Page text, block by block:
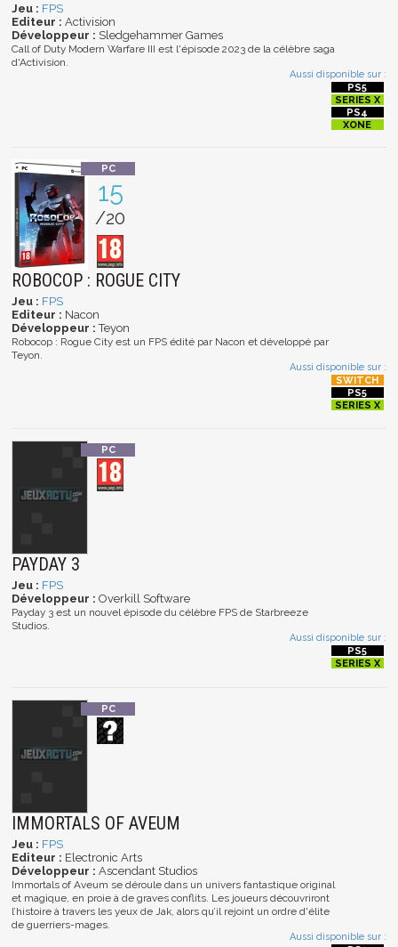
Jeu : FPS
Editeur : Activision
Développeur : Sledgehammer Games
Call of Duty Modern Warfare III est l'épisode 2023 de la célèbre saga
d'Activision.
Aussi disponible sur :
15
/20
ROBOCOP : ROGUE CITY
Jeu : FPS
Editeur : Nacon
Développeur : Teyon
Robocop : Rogue City est un FPS édité par Nacon et développé par
Teyon.
Aussi disponible sur :
PAYDAY 3
Jeu : FPS
Développeur : Overkill Software
Payday 3 est un nouvel épisode du célèbre FPS de Starbreeze
Studios.
Aussi disponible sur :
IMMORTALS OF AVEUM
Jeu : FPS
Editeur : Electronic Arts
Développeur : Ascendant Studios
Immortals of Aveum se déroule dans un univers fantastique original
et magique, en proie à de graves conflits. Les joueurs découvriront
l’histoire à travers les yeux de Jak, alors qu’il rejoint un ordre d'élite
de guerriers-mages.
Aussi disponible sur :